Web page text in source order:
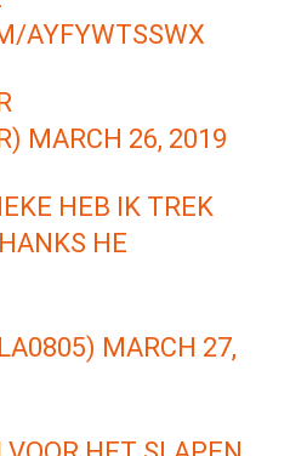
AYFYWTSSWX
MARCH 26, 2019
HEB IK TREK
HE
MARCH 27,